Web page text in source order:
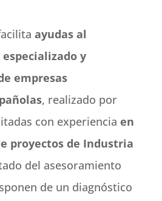
ayudas al
y
empresas
, realizado por
con experiencia en
proyectos de Industria
del asesoramiento
de un diagnóstico